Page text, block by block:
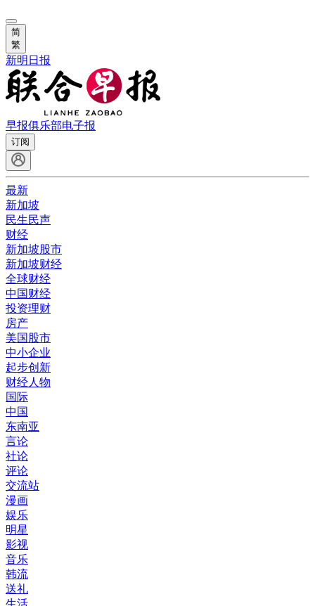
简
繁
新明日报
早报俱乐部电子报
订阅
最新
新加坡
民生民声
财经
新加坡股市
新加坡财经
全球财经
中国财经
投资理财
房产
美国股市
中小企业
起步创新
财经人物
国际
中国
东南亚
言论
社论
评论
交流站
漫画
娱乐
明星
影视
音乐
韩流
送礼
生活